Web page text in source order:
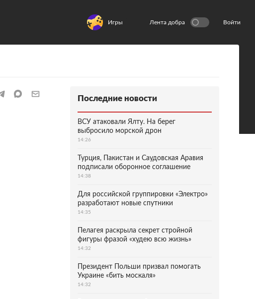
Игры Лента добра Войти
Последние новости
ВСУ атаковали Ялту. На берег
выбросило морской дрон
14:26
Турция, Пакистан и Саудовская Аравия
подписали оборонное соглашение
14:38
Для российской группировки «Электро»
разработают новые спутники
14:35
Пелагея раскрыла секрет стройной
фигуры фразой «худею всю жизнь»
14:32
Президент Польши призвал помогать
Украине «бить москаля»
14:32